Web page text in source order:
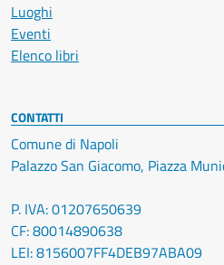
Luoghi
Eventi
Elenco libri
CONTATTI
Comune di Napoli
Palazzo San Giacomo, Piazza
P. IVA: 01207650639
CF: 80014890638
LEI: 8156007FF4DEB97ABA09